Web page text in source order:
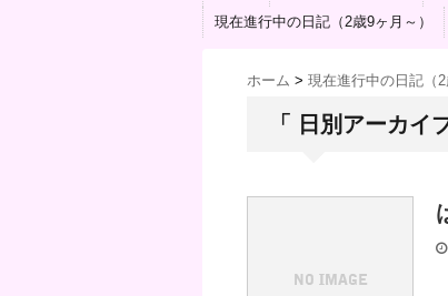
現在進行中の日記（2歳9ヶ月～）
ホーム > 現在進行中の日記（2
「 日別アーカイ